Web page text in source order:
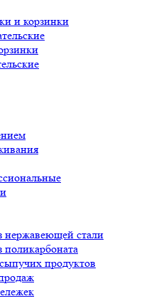
и корзинки
нержавеющей стали
поликарбоната
продуктов